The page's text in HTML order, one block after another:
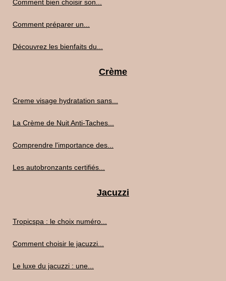
Comment bien choisir son...
Comment préparer un...
Découvrez les bienfaits du...
Crème
Creme visage hydratation sans...
La Crème de Nuit Anti-Taches...
Comprendre l'importance des...
Les autobronzants certifiés...
Jacuzzi
Tropicspa : le choix numéro...
Comment choisir le jacuzzi...
Le luxe du jacuzzi : une...